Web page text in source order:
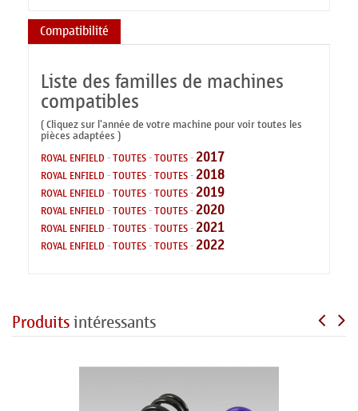
Compatibilité
Liste des familles de machines
compatibles
( Cliquez sur l'année de votre machine pour voir toutes les
pièces adaptées )
ROYAL ENFIELD-TOUTES-TOUTES-2017
ROYAL ENFIELD-TOUTES-TOUTES-2018
ROYAL ENFIELD-TOUTES-TOUTES-2019
ROYAL ENFIELD-TOUTES-TOUTES-2020
ROYAL ENFIELD-TOUTES-TOUTES-2021
ROYAL ENFIELD-TOUTES-TOUTES-2022
Produitsintéressants